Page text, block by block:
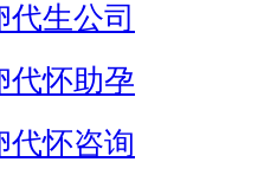
生公司
代怀助孕
代怀咨询